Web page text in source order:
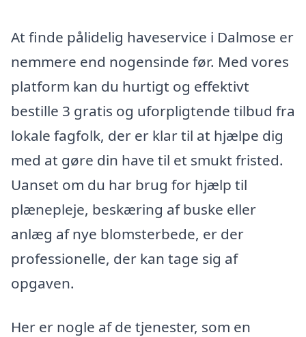
At finde pålidelig haveservice i Dalmose er
nemmere end nogensinde før. Med vores
platform kan du hurtigt og effektivt
bestille 3 gratis og uforpligtende tilbud fra
lokale fagfolk, der er klar til at hjælpe dig
med at gøre din have til et smukt fristed.
Uanset om du har brug for hjælp til
plænepleje, beskæring af buske eller
anlæg af nye blomsterbede, er der
professionelle, der kan tage sig af
opgaven.
Her er nogle af de tjenester, som en